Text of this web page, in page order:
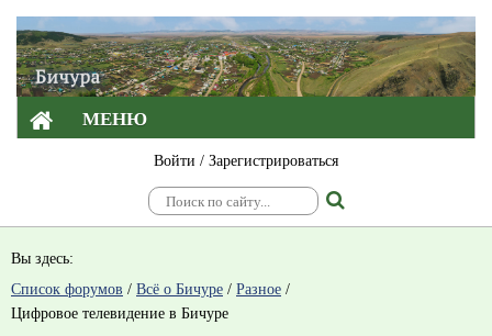
МЕНЮ
Войти / Зарегистрироваться
Вы здесь:
Список форумов / Всё о Бичуре / Разное /
Цифровое телевидение в Бичуре